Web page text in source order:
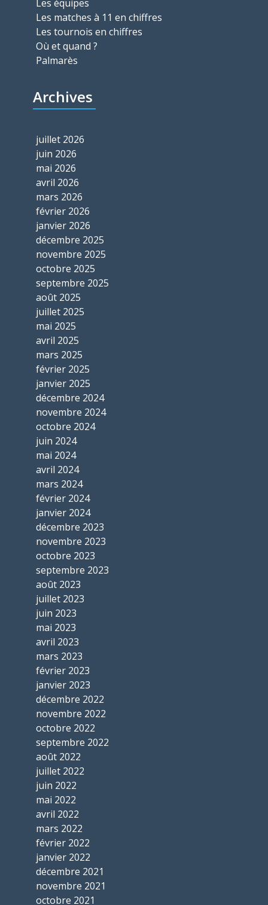
Les équipes
Les matches à 11 en chiffres
Les tournois en chiffres
Où et quand ?
Palmarès
Archives
juillet 2026
juin 2026
mai 2026
avril 2026
mars 2026
février 2026
janvier 2026
décembre 2025
novembre 2025
octobre 2025
septembre 2025
août 2025
juillet 2025
mai 2025
avril 2025
mars 2025
février 2025
janvier 2025
décembre 2024
novembre 2024
octobre 2024
juin 2024
mai 2024
avril 2024
mars 2024
février 2024
janvier 2024
décembre 2023
novembre 2023
octobre 2023
septembre 2023
août 2023
juillet 2023
juin 2023
mai 2023
avril 2023
mars 2023
février 2023
janvier 2023
décembre 2022
novembre 2022
octobre 2022
septembre 2022
août 2022
juillet 2022
juin 2022
mai 2022
avril 2022
mars 2022
février 2022
janvier 2022
décembre 2021
novembre 2021
octobre 2021